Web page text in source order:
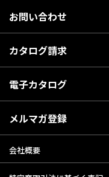
お問い合わせ
カタログ請求
電子カタログ
メルマガ登録
会社概要